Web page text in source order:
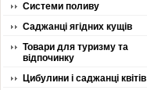
Системи поливу
Саджанці ягідних кущів
Товари для туризму та
відпочинку
Цибулини і саджанці квітів